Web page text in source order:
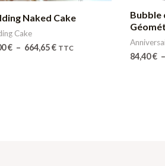
Naked Cake
Cake
€ – 664,65€ TTC
Bubble
84,40€ –